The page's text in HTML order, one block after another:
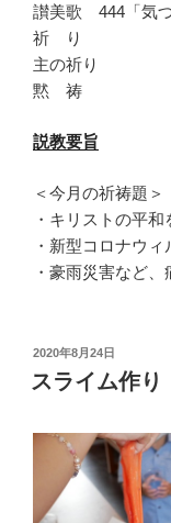
讃美歌 444「気づ
祈 り
主の祈り
黙 祷
説教要旨
＜今月の祈祷題＞
・キリストの平和
・新型コロナウ
・豪雨災害など
投
稿
日:
2020年8月24日
スライム作り